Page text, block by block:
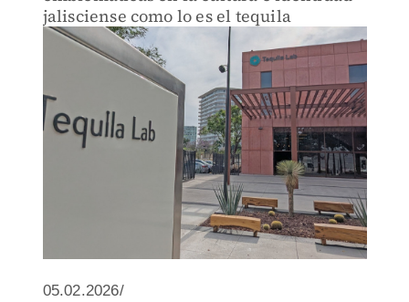
jalisciense como lo es el tequila
05.02.2026/